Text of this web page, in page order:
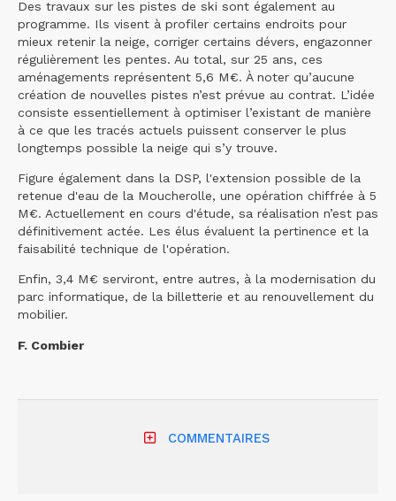
Des travaux sur les pistes de ski sont également au
programme. Ils visent à profiler certains endroits pour
mieux retenir la neige, corriger certains dévers, engazonner
régulièrement les pentes. Au total, sur 25 ans, ces
aménagements représentent 5,6 M€. À noter qu’aucune
création de nouvelles pistes n’est prévue au contrat. L’idée
consiste essentiellement à optimiser l’existant de manière
à ce que les tracés actuels puissent conserver le plus
longtemps possible la neige qui s’y trouve.
Figure également dans la DSP, l'extension possible de la
retenue d'eau de la Moucherolle, une opération chiffrée à 5
M€. Actuellement en cours d'étude, sa réalisation n’est pas
définitivement actée. Les élus évaluent la pertinence et la
faisabilité technique de l'opération.
Enfin, 3,4 M€ serviront, entre autres, à la modernisation du
parc informatique, de la billetterie et au renouvellement du
mobilier.
F. Combier
COMMENTAIRES